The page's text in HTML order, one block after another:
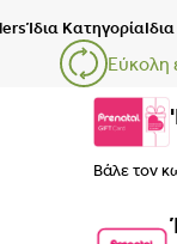
Ίδια Κατηγορία
Εύκολη